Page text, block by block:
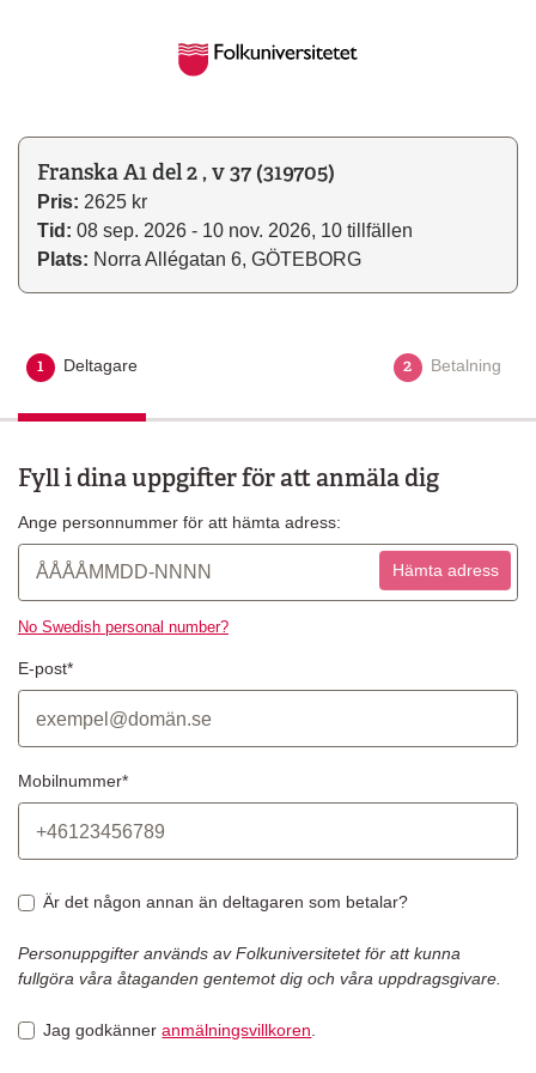
Franska A1 del 2 , v 37 (319705)
Pris: 2625 kr
Tid: 08 sep. 2026 - 10 nov. 2026, 10 tillfällen
Plats: Norra Allégatan 6, GÖTEBORG
1 Aktuellt steg
Deltagare 2 Betalning
Fyll i dina uppgifter för att anmäla dig
Ange personnummer för att hämta adress:
Hämta adress
No Swedish personal number?
E-post*
Mobilnummer*
Är det någon annan än deltagaren som betalar?
Personuppgifter används av Folkuniversitetet för att kunna
fullgöra våra åtaganden gentemot dig och våra uppdragsgivare.
Jag godkänneranmälningsvillkoren